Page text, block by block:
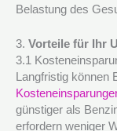
Belastung des
3. Vorteile für Ihr
3.1
Langfristig
günstiger als
erfordern weniger